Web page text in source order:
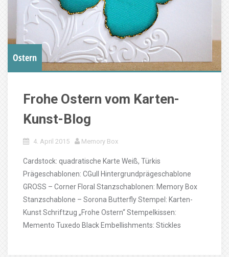
Ostern
Frohe Ostern vom Karten-
Kunst-Blog
4. April 2015 Memory Box
Cardstock: quadratische Karte Weiß, Türkis
Prägeschablonen: CGull Hintergrundprägeschablone
GROSS – Corner Floral Stanzschablonen: Memory Box
Stanzschablone – Sorona Butterfly Stempel: Karten-
Kunst Schriftzug „Frohe Ostern“ Stempelkissen:
Memento Tuxedo Black Embellishments: Stickles